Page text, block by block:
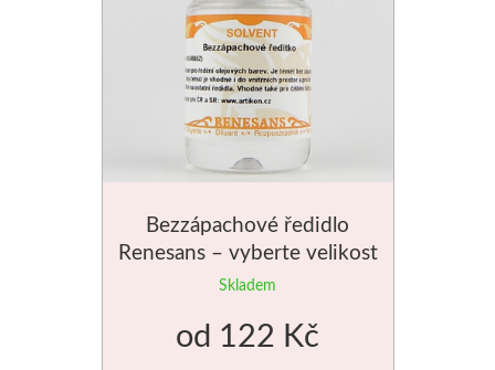
Tuše
Média
Pomůcky
Malířská plátna
Štětce
Bezzápachové ředidlo
Renesans – vyberte velikost
Skladem
od 122 Kč